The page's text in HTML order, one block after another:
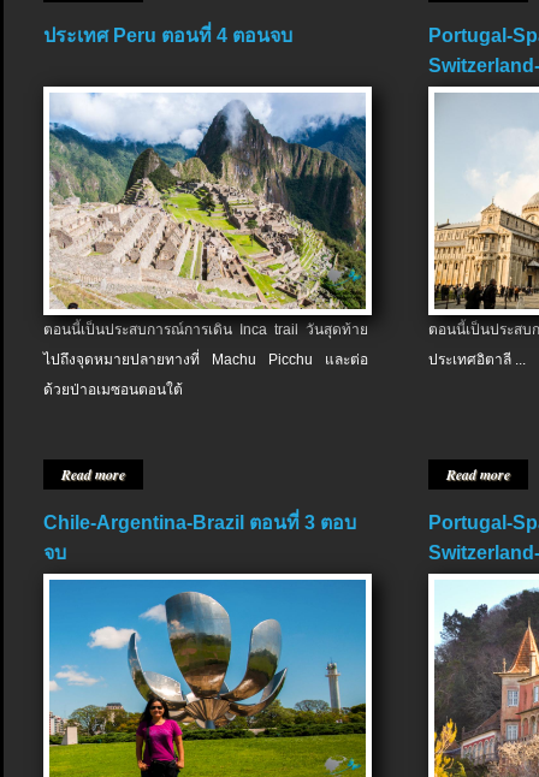
ประเทศ Peru ตอนที่ 4 ตอนจบ
ตอนนี้เป็นประสบการณ์การเดิน Inca trail วันสุดท้าย
ไปถึงจุดหมายปลายทางที่ Machu Picchu และต่อ
ด้วยป่าอเมซอนตอนใต้
Read more
Portugal-
ตอนนี้เป็นประส
ประเทศอิตาลี ...
Read more
Chile-Argentina-Brazil ตอนที่ 3 ตอบ
จบ
Portugal-